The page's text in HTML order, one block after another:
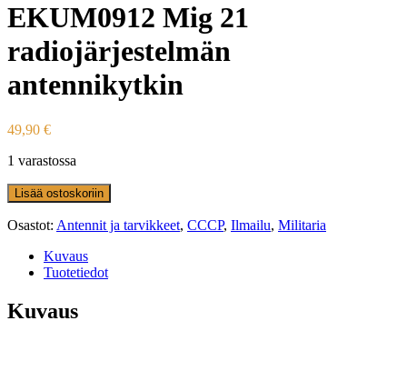
EKUM0912 Mig 21
radiojärjestelmän
antennikytkin
49,90 €
1 varastossa
Lisää ostoskoriin
Osastot: Antennit ja tarvikkeet, CCCP, Ilmailu, Militaria
Kuvaus
Tuotetiedot
Kuvaus